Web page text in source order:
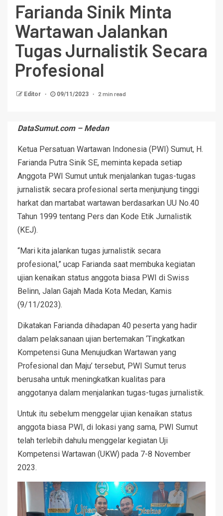
Farianda Sinik Minta
Wartawan Jalankan
Tugas Jurnalistik Secara
Profesional
Editor 09/11/2023 2 min read
DataSumut.com – Medan
Ketua Persatuan Wartawan Indonesia (PWI) Sumut, H.
Farianda Putra Sinik SE, meminta kepada setiap
Anggota PWI Sumut untuk menjalankan tugas-tugas
jurnalistik secara profesional serta menjunjung tinggi
harkat dan martabat wartawan berdasarkan UU No.40
Tahun 1999 tentang Pers dan Kode Etik Jurnalistik
(KEJ).
“Mari kita jalankan tugas jurnalistik secara
profesional,” ucap Farianda saat membuka kegiatan
ujian kenaikan status anggota biasa PWI di Swiss
Belinn, Jalan Gajah Mada Kota Medan, Kamis
(9/11/2023).
Dikatakan Farianda dihadapan 40 peserta yang hadir
dalam pelaksanaan ujian bertemakan ‘Tingkatkan
Kompetensi Guna Menujudkan Wartawan yang
Profesional dan Maju’ tersebut, PWI Sumut terus
berusaha untuk meningkatkan kualitas para
anggotanya dalam menjalankan tugas-tugas jurnalistik.
Untuk itu sebelum menggelar ujian kenaikan status
anggota biasa PWI, di lokasi yang sama, PWI Sumut
telah terlebih dahulu menggelar kegiatan Uji
Kompetensi Wartawan (UKW) pada 7-8 November
2023.